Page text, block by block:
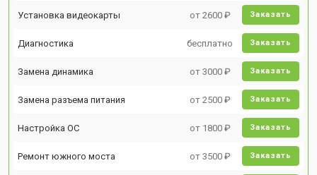
Установка видеокарты от 2600 ₽ Заказать
Диагностика бесплатно Заказать
Замена динамика от 3000 ₽ Заказать
Замена разъема питания от 2500 ₽ Заказать
Настройка ОС от 1800 ₽ Заказать
Ремонт южного моста от 3500 ₽ Заказать